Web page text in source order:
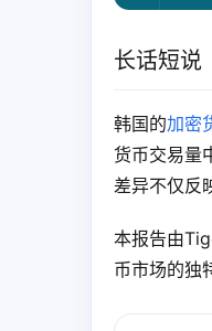
长话短说
韩国的加密
货币交易量
差异不仅反
本报告由
币市场的独